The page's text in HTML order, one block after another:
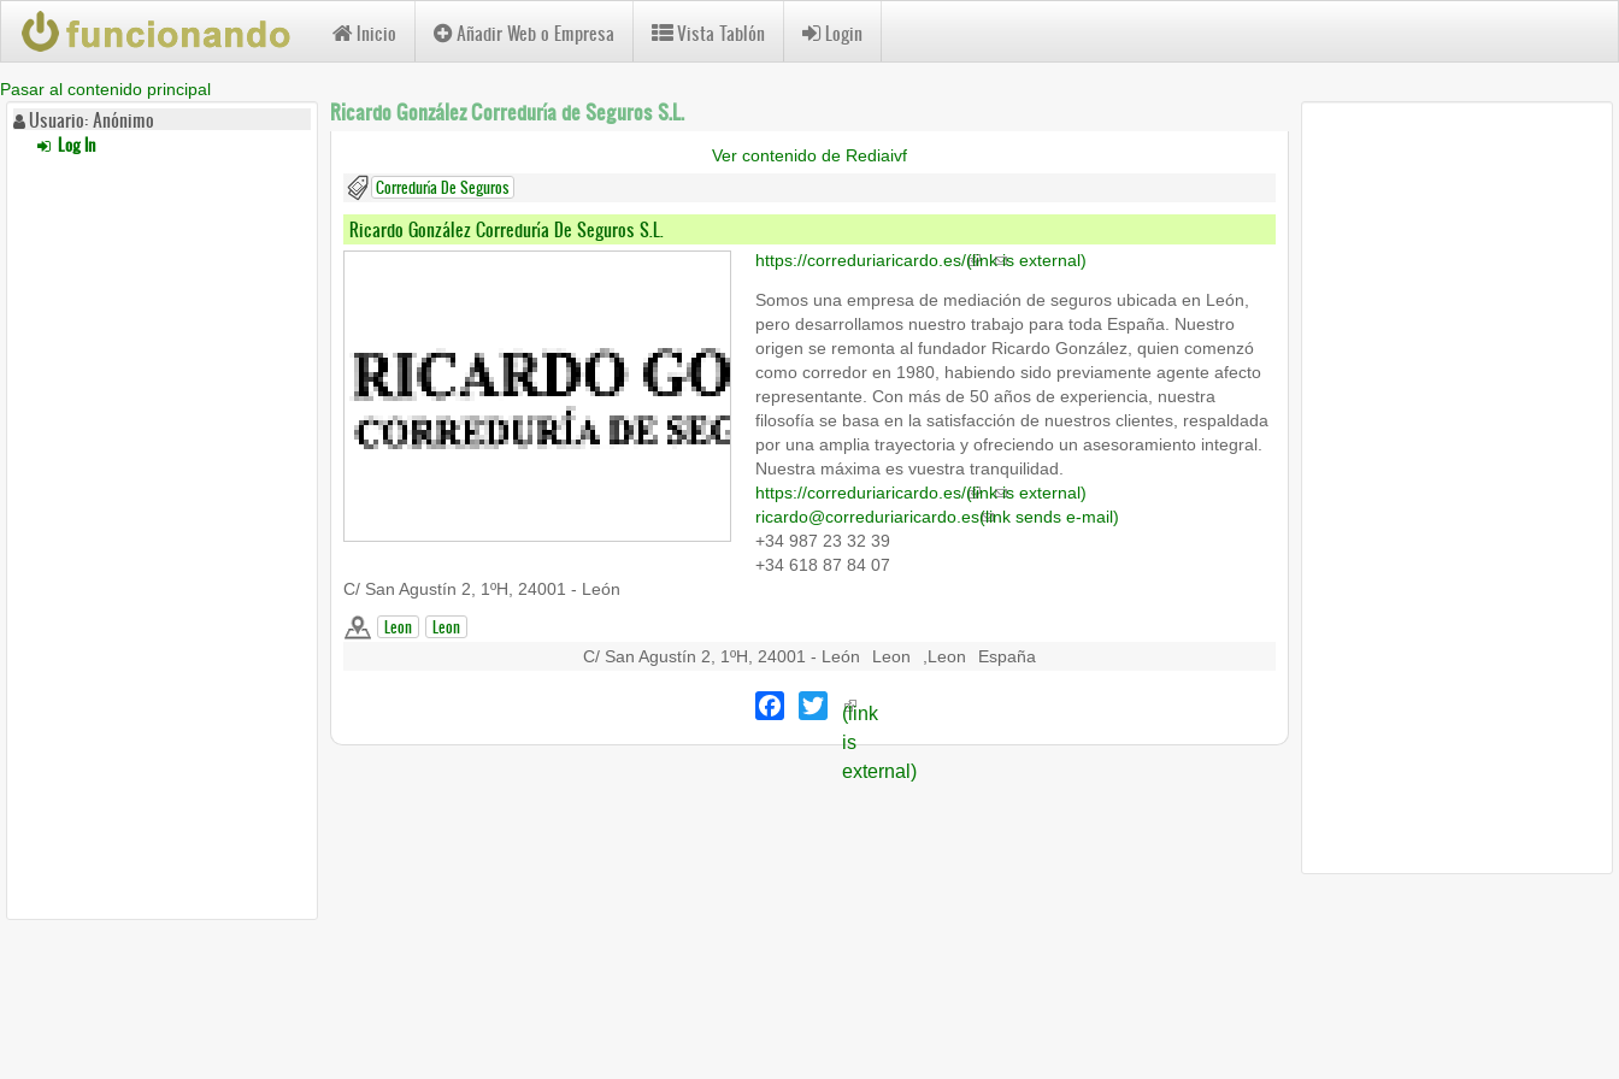
Pasar al contenido principal
Inicio Añadir Web o Empresa Vista Tablón Login
Usuario: Anónimo
Log In
Ricardo González Correduría de Seguros S.L.
Ver contenido de Rediaivf
Correduría De Seguros
Ricardo González Correduría De Seguros S.L.
https://correduriaricardo.es/(link is external)
Somos una empresa de mediación de seguros ubicada en León,
pero desarrollamos nuestro trabajo para toda España. Nuestro
origen se remonta al fundador Ricardo González, quien comenzó
como corredor en 1980, habiendo sido previamente agente afecto
representante. Con más de 50 años de experiencia, nuestra
filosofía se basa en la satisfacción de nuestros clientes, respaldada
por una amplia trayectoria y ofreciendo un asesoramiento integral.
Nuestra máxima es vuestra tranquilidad.
https://correduriaricardo.es/(link is external)
ricardo@correduriaricardo.es(link sends e-mail)
+34 987 23 32 39
+34 618 87 84 07
C/ San Agustín 2, 1ºH, 24001 - León
Leon Leon
C/ San Agustín 2, 1ºH, 24001 - León Leon Leon España
Facebook
Twitter
(link
is
external)